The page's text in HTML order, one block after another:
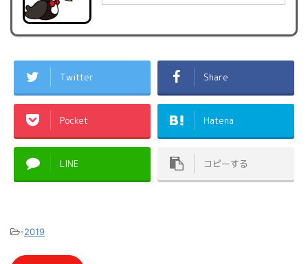
Twitter Share
Pocket Hatena
LINE コピーする
-2019